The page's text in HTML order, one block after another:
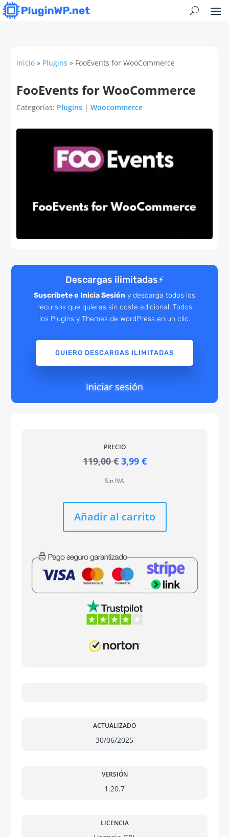
Inicio » Plugins » FooEvents for WooCommerce
FooEvents for WooCommerce
Categorías: Plugins |Woocommerce
Descargas ilimitadas⚡
Suscríbete o Inicia Sesión y descarga todos los
recursos que quieras sin coste adicional. Todos
los Plugins y Themes de WordPress en un clic.
QUIERO DESCARGAS ILIMITADAS
Iniciar sesión
PRECIO
119,00€ El
original
3,99 €El
3,99 €.
Sin IVA
Añadir al carrito
ACTUALIZADO
30/06/2025
VERSIÓN
1.20.7
LICENCIA